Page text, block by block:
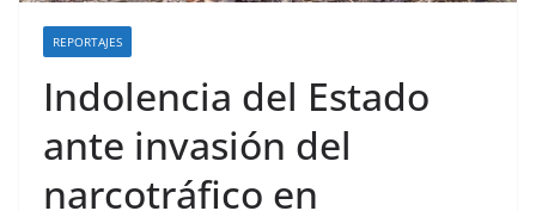
REPORTAJES
Indolencia del Estado
ante invasión del
narcotráfico en